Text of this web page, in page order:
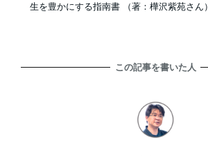
生を豊かにする指南書 （著：樺沢紫苑さん）
この記事を書いた人